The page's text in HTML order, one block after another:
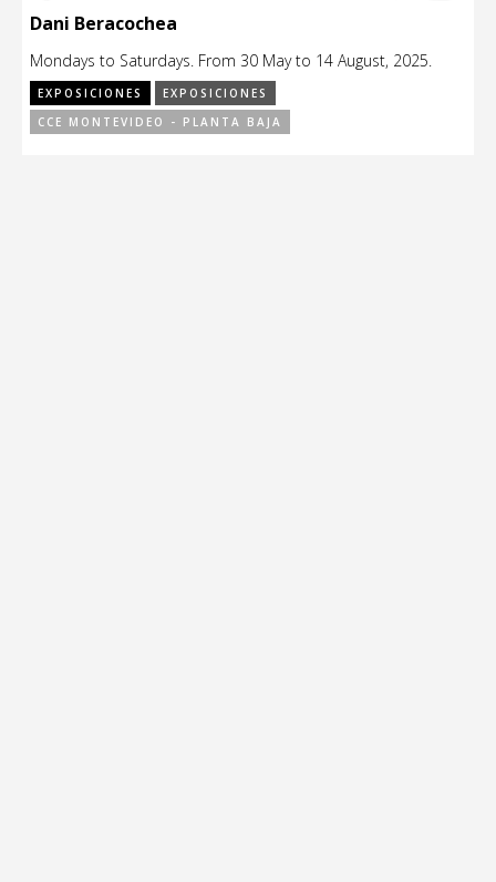
Dani Beracochea
Mondays to Saturdays. From 30 May to 14 August, 2025.
EXPOSICIONES
EXPOSICIONES
CCE MONTEVIDEO - PLANTA BAJA